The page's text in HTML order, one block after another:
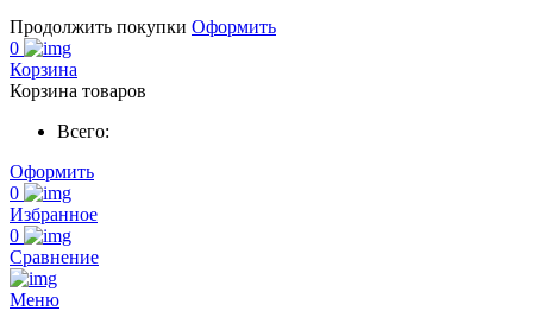
Продолжить покупки Оформить
0
Корзина
Корзина товаров
Всего:
Оформить
0
Избранное
0
Сравнение
Меню